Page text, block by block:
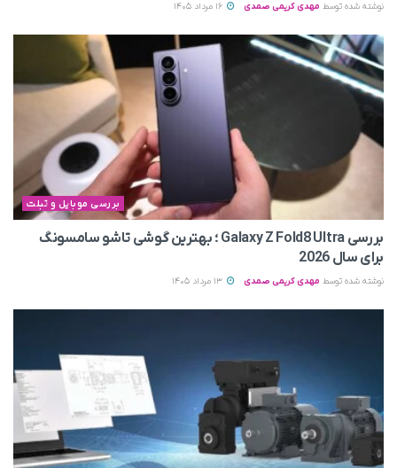
نوشته شده توسط مهدی کریمی صمدی
بررسی موبایل و تبلت
بررسی Galaxy Z Fold8 Ultra ؛ بهترین گوشی تاشو سامسونگ
برای سال 2026
نوشته شده توسط مهدی کریمی صمدی